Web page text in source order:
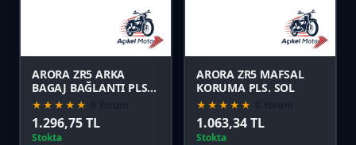
ARORA ZR5 ARKA
BAGAJ BAĞLANTI PLS
TK (2022 MODEL)
★★★★★
1.296,75 TL
Stokta
ARORA ZR5 MAFSAL
KORUMA PLS. SOL
★★★★★
1.063,34 TL
Stokta